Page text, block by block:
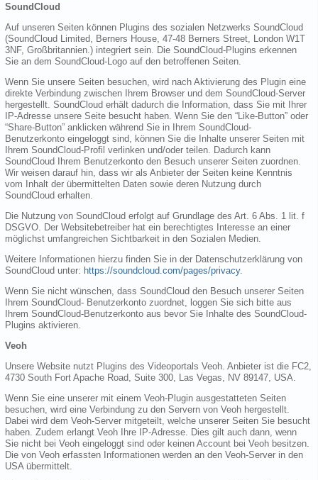
SoundCloud
Auf unseren Seiten können Plugins des sozialen Netzwerks SoundCloud
(SoundCloud Limited, Berners House, 47-48 Berners Street, London W1T
3NF, Großbritannien.) integriert sein. Die SoundCloud-Plugins erkennen
Sie an dem SoundCloud-Logo auf den betroffenen Seiten.
Wenn Sie unsere Seiten besuchen, wird nach Aktivierung des Plugin eine
direkte Verbindung zwischen Ihrem Browser und dem SoundCloud-Server
hergestellt. SoundCloud erhält dadurch die Information, dass Sie mit Ihrer
IP-Adresse unsere Seite besucht haben. Wenn Sie den “Like-Button” oder
“Share-Button” anklicken während Sie in Ihrem SoundCloud-
Benutzerkonto eingeloggt sind, können Sie die Inhalte unserer Seiten mit
Ihrem SoundCloud-Profil verlinken und/oder teilen. Dadurch kann
SoundCloud Ihrem Benutzerkonto den Besuch unserer Seiten zuordnen.
Wir weisen darauf hin, dass wir als Anbieter der Seiten keine Kenntnis
vom Inhalt der übermittelten Daten sowie deren Nutzung durch
SoundCloud erhalten.
Die Nutzung von SoundCloud erfolgt auf Grundlage des Art. 6 Abs. 1 lit. f
DSGVO. Der Websitebetreiber hat ein berechtigtes Interesse an einer
möglichst umfangreichen Sichtbarkeit in den Sozialen Medien.
Weitere Informationen hierzu finden Sie in der Datenschutzerklärung von
SoundCloud unter: https://soundcloud.com/pages/privacy.
Wenn Sie nicht wünschen, dass SoundCloud den Besuch unserer Seiten
Ihrem SoundCloud- Benutzerkonto zuordnet, loggen Sie sich bitte aus
Ihrem SoundCloud-Benutzerkonto aus bevor Sie Inhalte des SoundCloud-
Plugins aktivieren.
Veoh
Unsere Website nutzt Plugins des Videoportals Veoh. Anbieter ist die FC2,
4730 South Fort Apache Road, Suite 300, Las Vegas, NV 89147, USA.
Wenn Sie eine unserer mit einem Veoh-Plugin ausgestatteten Seiten
besuchen, wird eine Verbindung zu den Servern von Veoh hergestellt.
Dabei wird dem Veoh-Server mitgeteilt, welche unserer Seiten Sie besucht
haben. Zudem erlangt Veoh Ihre IP-Adresse. Dies gilt auch dann, wenn
Sie nicht bei Veoh eingeloggt sind oder keinen Account bei Veoh besitzen.
Die von Veoh erfassten Informationen werden an den Veoh-Server in den
USA übermittelt.